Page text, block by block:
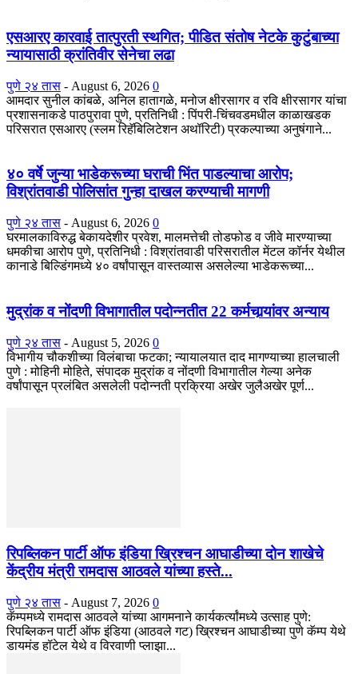
एसआरए कारवाई तात्पुरती स्थगित; पीडित संतोष नेटके कुटुंबाच्या
न्यायासाठी क्रांतिवीर सेनेचा लढा
पुणे २४ तास - August 6, 2026 0
आमदार सुनील कांबळे, अनिल हातागळे, मनोज क्षीरसागर व रवि क्षीरसागर यांचा
प्रशासनाकडे पाठपुरावा पुणे, प्रतिनिधी : पिंपरी-चिंचवडमधील काळाखडक
परिसरात एसआरए (स्लम रिहॅबिलिटेशन अथॉरिटी) प्रकल्पाच्या अनुषंगाने...
४० वर्षे जुन्या भाडेकरूच्या घराची भिंत पाडल्याचा आरोप;
विश्रांतवाडी पोलिसांत गुन्हा दाखल करण्याची मागणी
पुणे २४ तास - August 6, 2026 0
घरमालकाविरुद्ध बेकायदेशीर प्रवेश, मालमत्तेची तोडफोड व जीवे मारण्याच्या
धमकीचा आरोप पुणे, प्रतिनिधी : विश्रांतवाडी परिसरातील मेंटल कॉर्नर येथील
कानाडे बिल्डिंगमध्ये ४० वर्षांपासून वास्तव्यास असलेल्या भाडेकरूच्या...
मुद्रांक व नोंदणी विभागातील पदोन्नतीत 22 कर्मचार्‍यांवर अन्याय
पुणे २४ तास - August 5, 2026 0
विभागीय चौकशीच्या विलंबाचा फटका; न्यायालयात दाद मागण्याच्या हालचाली
पुणे : मोहिनी मोहिते, संपादक मुद्रांक व नोंदणी विभागातील गेल्या अनेक
वर्षांपासून प्रलंबित असलेली पदोन्नती प्रक्रिया अखेर जुलैअखेर पूर्ण...
रिपब्लिकन पार्टी ऑफ इंडिया ख्रिश्चन आघाडीच्या दोन शाखेचे
केंद्रीय मंत्री रामदास आठवले यांच्या हस्ते...
पुणे २४ तास - August 7, 2026 0
कॅम्पमध्ये रामदास आठवले यांच्या आगमनाने कार्यकर्त्यांमध्ये उत्साह पुणे:
रिपब्लिकन पार्टी ऑफ इंडिया (आठवले गट) ख्रिश्चन आघाडीच्या पुणे कॅम्प येथे
डायमंड हॉटेल येथे व विरवाणी प्लाझा...